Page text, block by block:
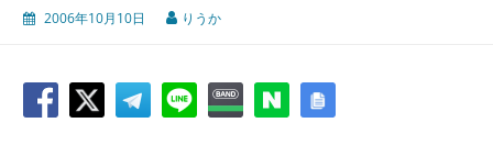
2006年10月10日 りうか